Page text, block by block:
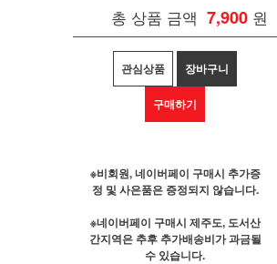
총 상품 금액 7,900 원
관심상품 장바구니
구매하기
※비회원, 네이버페이 구매시 추가증
정 및 사은품은 증정되지 않습니다.
※네이버페이 구매시 제주도, 도서산
간지역은 추후 추가배송비가 과금될
수 있습니다.